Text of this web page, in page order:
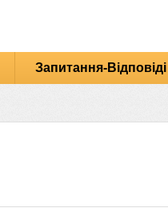
Запитання-Відповіді